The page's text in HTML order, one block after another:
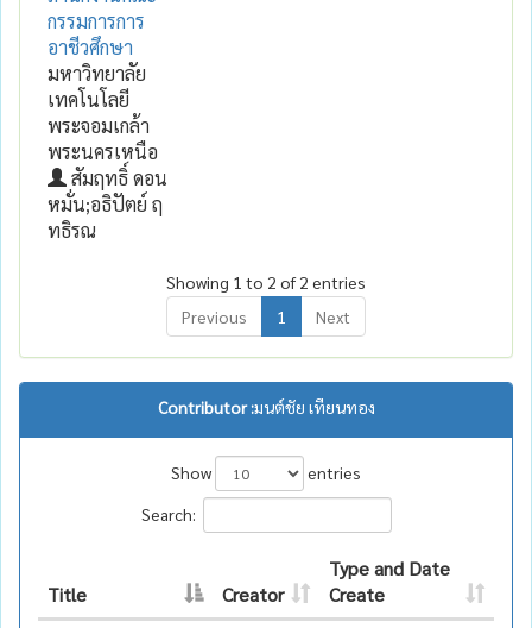
กรรมการการ
อาชีวศึกษา
มหาวิทยาลัย
เทคโนโลยี
พระจอมเกล้า
พระนครเหนือ
สัมฤทธิ์ ดอน
หมั่น;อธิปัตย์ ฤ
ทธิรณ
Showing 1 to 2 of 2 entries
Previous
1 Next
Contributor :มนต์ชัย เทียนทอง
Show
entries
Search:
Title Creator
Type and Date
Create